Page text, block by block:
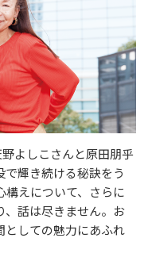
よしこさんと原田朋乎
で輝き続ける秘訣をう
構えについて、さらに
、話は尽きません。お
としての魅力にあふれ